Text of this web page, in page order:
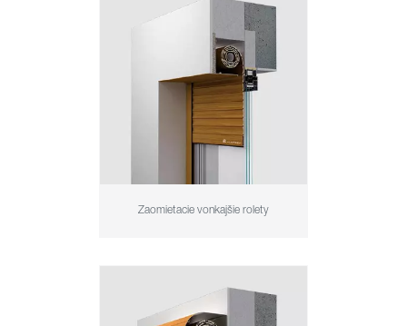
Zaomietacie vonkajšie rolety